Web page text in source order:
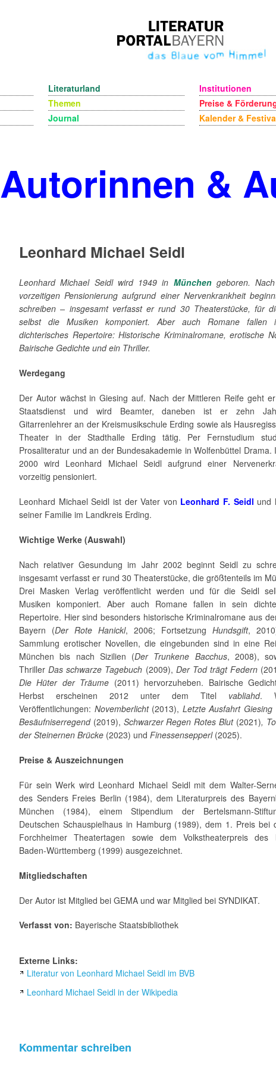
Literaturland
Themen
Journal
Institutionen
Preise &
Kalender &
Autorinnen &
Leonhard Michael Seidl
Leonhard Michael Seidl wird 1949 in Münchengeboren.
vorzeitigen Pensionierung aufgrund einer Nervenkrankheit
schreiben – insgesamt verfasst er rund 30 Theaterstücke, für
selbst die Musiken komponiert. Aber auch Romane fallen
dichterisches Repertoire: Historische Kriminalromane, erotische
Bairische Gedichte und ein Thriller.
Werdegang
Der Autor wächst in Giesing auf. Nach der Mittleren Reife geht
Staatsdienst und wird Beamter, daneben ist er zehn
Gitarrenlehrer an der Kreismusikschule Erding sowie als
Theater in der Stadthalle Erding tätig. Per Fernstudium
Prosaliteratur und an der Bundesakademie in Wolfenbüttel Drama.
2000 wird Leonhard Michael Seidl aufgrund einer
vorzeitig pensioniert.
Leonhard Michael Seidl ist der Vater von Leonhard F. Seidl und
seiner Familie im Landkreis Erding.
Wichtige Werke (Auswahl)
Nach relativer Gesundung im Jahr 2002 beginnt Seidl zu
insgesamt verfasst er rund 30 Theaterstücke, die größtenteils im
Drei Masken Verlag veröffentlicht werden und für die Seidl
Musiken komponiert. Aber auch Romane fallen in sein
Repertoire. Hier sind besonders historische Kriminalromane aus
Bayern (Der Rote Hanickl, 2006; FortsetzungHundsgift,
Sammlung erotischer Novellen, die eingebunden sind in eine
München bis nach Sizilien (Der Trunkene Bacchus, 2008),
ThrillerDas schwarze Tagebuch (2009), Der Tod trägt Federn
Die Hüter der Träume (2011) hervorzuheben. Bairische
Herbst erscheinen 2012 unter dem Titel vabliahd.
Veröffentlichungen: Novemberlicht (2013), Letzte Ausfahrt Giesing
Besäufniserregend (2019), Schwarzer Regen Rotes Blut(2021),
der Steinernen Brücke (2023) und Finessensepperl (2025).
Preise & Auszeichnungen
Für sein Werk wird Leonhard Michael Seidl mit dem Walter-
des Senders Freies Berlin (1984), dem Literaturpreis des
München (1984), einem Stipendium der Bertelsmann-
Deutschen Schauspielhaus in Hamburg (1989), dem 1. Preis bei
Forchheimer Theatertagen sowie dem Volkstheaterpreis des
Baden-Württemberg (1999) ausgezeichnet.
Mitgliedschaften
Der Autor ist Mitglied bei GEMA und war Mitglied bei SYNDIKAT.
Verfasst von: Bayerische Staatsbibliothek
Externe Links:
Literatur von Leonhard Michael Seidl im BVB
Leonhard Michael Seidl in der Wikipedia
Kommentar schreiben